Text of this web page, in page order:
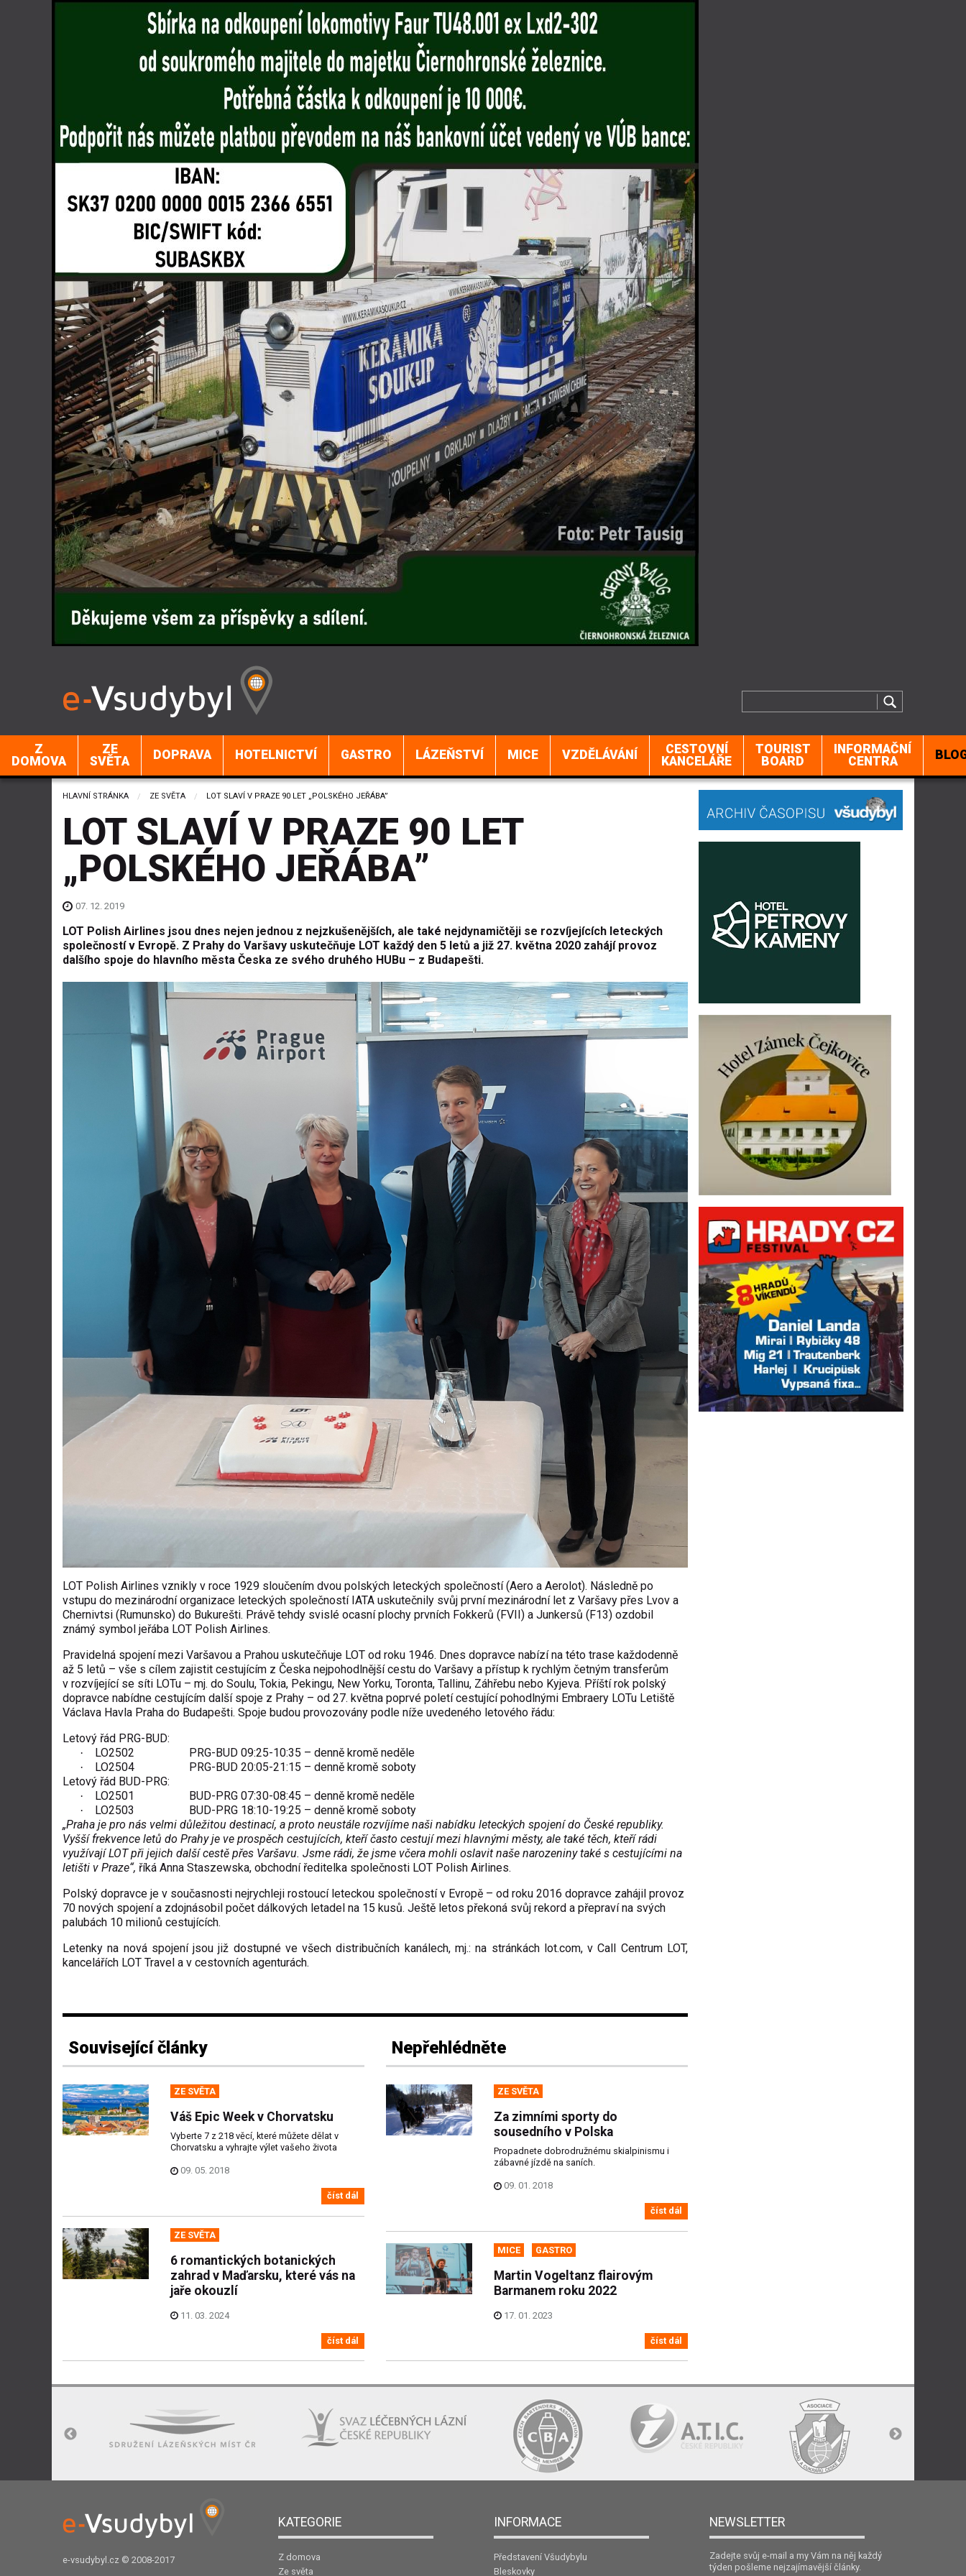
Z
DOMOVA
ZE
SVĚTA
DOPRAVA HOTELNICTVÍ GASTRO LÁZEŇSTVÍ MICE VZDĚLÁVÁNÍ
CESTOVNÍ
KANCELÁŘE
TOURIST
BOARD
INFORMAČNÍ
CENTRA
HLAVNÍ STRÁNKA ZE SVĚTA CURRENT:
LOT SLAVÍ V PRAZE 90 LET „POLSKÉHO JEŘÁBA”
LOT SLAVÍ V PRAZE 90 LET
„POLSKÉHO JEŘÁBA”
07. 12. 2019
LOT Polish Airlines jsou dnes nejen jednou z nejzkušenějších, ale také nejdynamičtěji se rozvíjejících leteckých
společností v Evropě. Z Prahy do Varšavy uskutečňuje LOT každý den 5 letů a již 27. května 2020 zahájí provoz
dalšího spoje do hlavního města Česka ze svého druhého HUBu – z Budapešti.
LOT Polish Airlines vznikly v roce 1929 sloučením dvou polských leteckých společností (Aero a Aerolot). Následně po
vstupu do mezinárodní organizace leteckých společností IATA uskutečnily svůj první mezinárodní let z Varšavy přes Lvov a
Chernivtsi (Rumunsko) do Bukurešti. Právě tehdy svislé ocasní plochy prvních Fokkerů (FVII) a Junkersů (F13) ozdobil
známý symbol jeřába LOT Polish Airlines.
Pravidelná spojení mezi Varšavou a Prahou uskutečňuje LOT od roku 1946. Dnes dopravce nabízí na této trase každodenně
až 5 letů – vše s cílem zajistit cestujícím z Česka nejpohodlnější cestu do Varšavy a přístup k rychlým četným transferům
v rozvíjející se síti LOTu – mj. do Soulu, Tokia, Pekingu, New Yorku, Toronta, Tallinu, Záhřebu nebo Kyjeva. Příští rok polský
dopravce nabídne cestujícím další spoje z Prahy – od 27. května poprvé poletí cestující pohodlnými Embraery LOTu Letiště
Václava Havla Praha do Budapešti. Spoje budou provozovány podle níže uvedeného letového řádu:
Letový řád PRG-BUD:
· LO2502 PRG-BUD 09:25-10:35 – denně kromě neděle
· LO2504
PRG-BUD 20:05-21:15 – denně kromě soboty
Letový řád BUD-PRG:
· LO2501 BUD-PRG 07:30-08:45 – denně kromě neděle
· LO2503
BUD-PRG 18:10-19:25 – denně kromě soboty
„Praha je pro nás velmi důležitou destinací, a proto neustále rozvíjíme naši nabídku leteckých spojení do České republiky.
Vyšší frekvence letů do Prahy je ve prospěch cestujících, kteří často cestují mezi hlavnými městy, ale také těch, kteří rádi
využívají LOT při jejich další cestě přes Varšavu. Jsme rádi, že jsme včera mohli oslavit naše narozeniny také s cestujícími na
letišti v Praze“, říká Anna Staszewska, obchodní ředitelka společnosti LOT Polish Airlines.
Polský dopravce je v současnosti nejrychleji rostoucí leteckou společností v Evropě – od roku 2016 dopravce zahájil provoz
70 nových spojení a zdojnásobil počet dálkových letadel na 15 kusů. Ještě letos překoná svůj rekord a přepraví na svých
palubách 10 milionů cestujících.
Letenky na nová spojení jsou již dostupné ve všech distribučních kanálech, mj.: na stránkách lot.com, v Call Centrum LOT,
kancelářích LOT Travel a v cestovních agenturách.
Související články
ZE SVĚTA
Váš Epic Week v Chorvatsku
Vyberte 7 z 218 věcí, které můžete dělat v
Chorvatsku a vyhrajte výlet vašeho života
09. 05. 2018
číst dál
ZE SVĚTA
6 romantických botanických
zahrad v Maďarsku, které vás na
jaře okouzlí
11. 03. 2024
číst dál
Nepřehlédněte
ZE SVĚTA
Za zimními sporty do
sousedního v Polska
Propadnete dobrodružnému skialpinismu i
zábavné jízdě na saních.
09. 01. 2018
číst dál
MICE GASTRO
Martin Vogeltanz flairovým
Barmanem roku 2022
17. 01. 2023
číst dál
e-vsudybyl.cz © 2008-2017
KATEGORIE
Z domova
Ze světa
INFORMACE
Představení Všudybylu
Bleskovky
NEWSLETTER
Zadejte svůj e-mail a my Vám na něj každý
týden pošleme nejzajímavější články.